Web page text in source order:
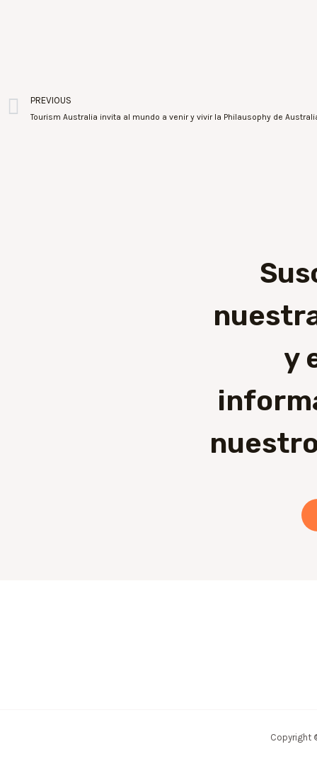
PREVIOUS
Tourism Australia invita al mundo a venir y vivir la Philausophy de
y
Copyright